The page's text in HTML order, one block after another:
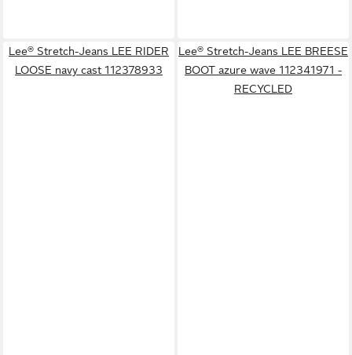
Lee® Stretch-Jeans LEE RIDER
LOOSE navy cast 112378933
Lee® Stretch-Jeans LEE BREESE
BOOT azure wave 112341971 -
RECYCLED